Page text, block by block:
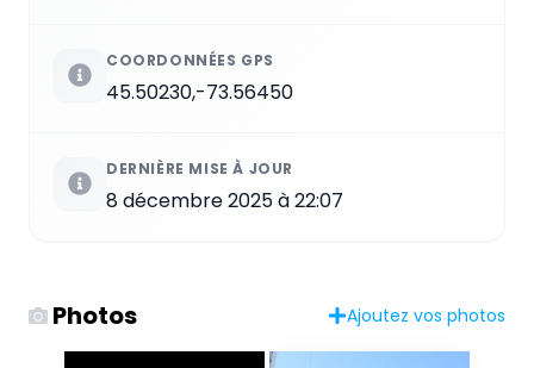
COORDONNÉES GPS
45.50230,-73.56450
DERNIÈRE MISE À JOUR
8 décembre 2025 à 22:07
Photos Ajoutez vos photos